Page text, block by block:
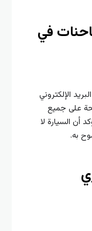
في
الإلكتروني
على جميع
أن السيارة لا
به.